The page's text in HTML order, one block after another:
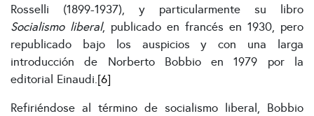
Rosselli (1899-1937), y particularmente su libro
Socialismo liberal, publicado en francés en 1930, pero
republicado bajo los auspicios y con una larga
introducción de Norberto Bobbio en 1979 por la
editorial Einaudi.[6]
Refiriéndose al término de socialismo liberal, Bobbio